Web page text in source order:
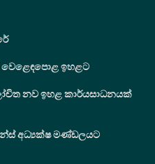
ඉහළට
නව ඉහළ කාර්යසාධනයක්
අධ්‍යක්ෂ මණ්ඩලයට